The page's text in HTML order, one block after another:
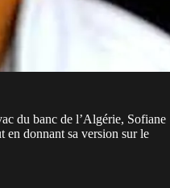
du banc de l’Algérie, Sofiane
en donnant sa version sur le